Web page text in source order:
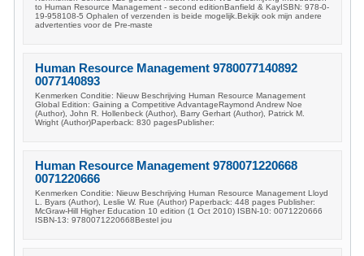
to Human Resource Management - second editionBanfield & KayISBN: 978-0-
19-958108-5 Ophalen of verzenden is beide mogelijk.Bekijk ook mijn andere
advertenties voor de Pre-maste
Human Resource Management 9780077140892
0077140893
Kenmerken Conditie: Nieuw Beschrijving Human Resource Management
Global Edition: Gaining a Competitive AdvantageRaymond Andrew Noe
(Author), John R. Hollenbeck (Author), Barry Gerhart (Author), Patrick M.
Wright (Author)Paperback: 830 pagesPublisher:
Human Resource Management 9780071220668
0071220666
Kenmerken Conditie: Nieuw Beschrijving Human Resource Management Lloyd
L. Byars (Author), Leslie W. Rue (Author) Paperback: 448 pages Publisher:
McGraw-Hill Higher Education 10 edition (1 Oct 2010) ISBN-10: 0071220666
ISBN-13: 9780071220668Bestel jou